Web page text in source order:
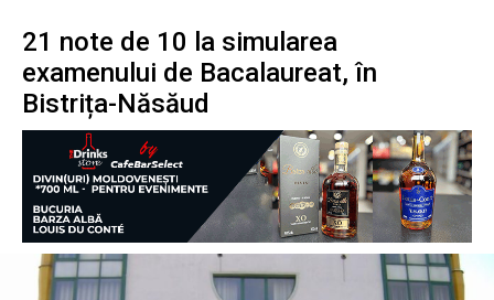
21 note de 10 la simularea
examenului de Bacalaureat, în
Bistrița-Năsăud